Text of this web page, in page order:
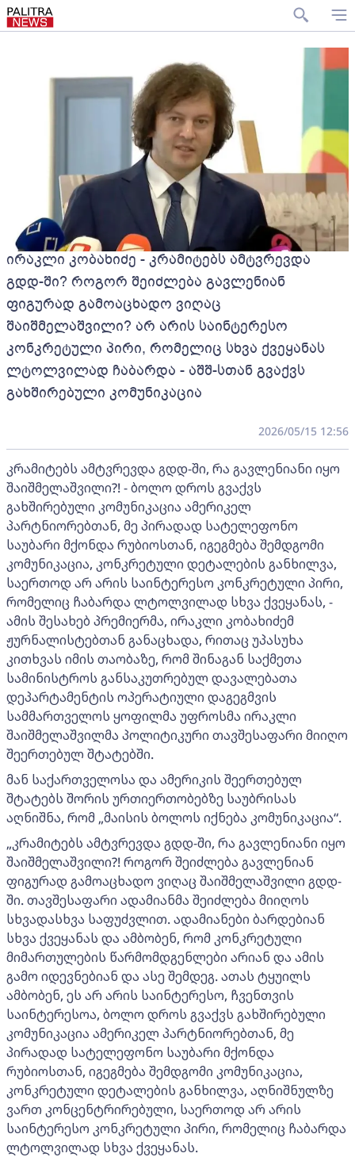
ირაკლი კობახიძე - კრამიტებს ამტვრევდა
გდდ-ში? როგორ შეიძლება გავლენიან
ფიგურად გამოაცხადო ვიღაც
შაიშმელაშვილი? არ არის საინტერესო
კონკრეტული პირი, რომელიც სხვა ქვეყანას
ლტოლვილად ჩაბარდა - აშშ-სთან გვაქვს
გახშირებული კომუნიკაცია
2026/05/15 12:56
კრამიტებს ამტვრევდა გდდ-ში, რა გავლენიანი იყო
შაიშმელაშვილი?! - ბოლო დროს გვაქვს
გახშირებული კომუნიკაცია ამერიკელ
პარტნიორებთან, მე პირადად სატელეფონო
საუბარი მქონდა რუბიოსთან, იგეგმება შემდგომი
კომუნიკაცია, კონკრეტული დეტალების განხილვა,
საერთოდ არ არის საინტერესო კონკრეტული პირი,
რომელიც ჩაბარდა ლტოლვილად სხვა ქვეყანას, -
ამის შესახებ პრემიერმა, ირაკლი კობახიძემ
ჟურნალისტებთან განაცხადა, რითაც უპასუხა
კითხვას იმის თაობაზე, რომ შინაგან საქმეთა
სამინისტროს განსაკუთრებულ დავალებათა
დეპარტამენტის ოპერატიული დაგეგმვის
სამმართველოს ყოფილმა უფროსმა ირაკლი
შაიშმელაშვილმა პოლიტიკური თავშესაფარი მიიღო
შეერთებულ შტატებში.
მან საქართველოსა და ამერიკის შეერთებულ
შტატებს შორის ურთიერთობებზე საუბრისას
აღნიშნა, რომ „მაისის ბოლოს იქნება კომუნიკაცია“.
„კრამიტებს ამტვრევდა გდდ-ში, რა გავლენიანი იყო
შაიშმელაშვილი?! როგორ შეიძლება გავლენიან
ფიგურად გამოაცხადო ვიღაც შაიშმელაშვილი გდდ-
ში. თავშესაფარი ადამიანმა შეიძლება მიიღოს
სხვადასხვა საფუძვლით. ადამიანები ბარდებიან
სხვა ქვეყანას და ამბობენ, რომ კონკრეტული
მიმართულების წარმომდგენლები არიან და ამის
გამო იდევნებიან და ასე შემდეგ. ათას ტყუილს
ამბობენ, ეს არ არის საინტერესო, ჩვენთვის
საინტერესოა, ბოლო დროს გვაქვს გახშირებული
კომუნიკაცია ამერიკელ პარტნიორებთან, მე
პირადად სატელეფონო საუბარი მქონდა
რუბიოსთან, იგეგმება შემდგომი კომუნიკაცია,
კონკრეტული დეტალების განხილვა, აღნიშნულზე
ვართ კონცენტრირებული, საერთოდ არ არის
საინტერესო კონკრეტული პირი, რომელიც ჩაბარდა
ლტოლვილად სხვა ქვეყანას.